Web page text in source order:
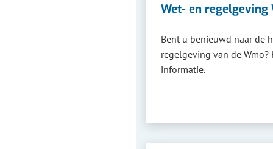
Wet- en regelgeving
Bent u benieuwd naar de
regelgeving van de
informatie.